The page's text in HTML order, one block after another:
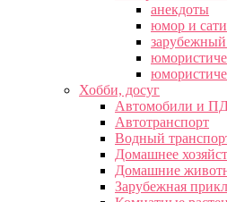
анекдоты
юмор и
Хобби, досуг
Автомобили и
Автотранспорт
Водный
Домашнее
Домашние
Зарубежная